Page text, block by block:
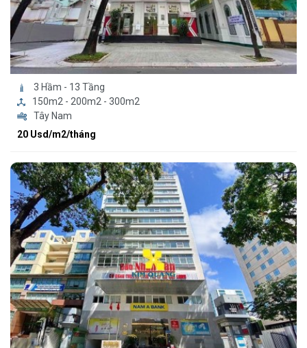
3 Hầm - 13 Tầng
150m2 - 200m2 - 300m2
Tây Nam
20 Usd/m2/tháng